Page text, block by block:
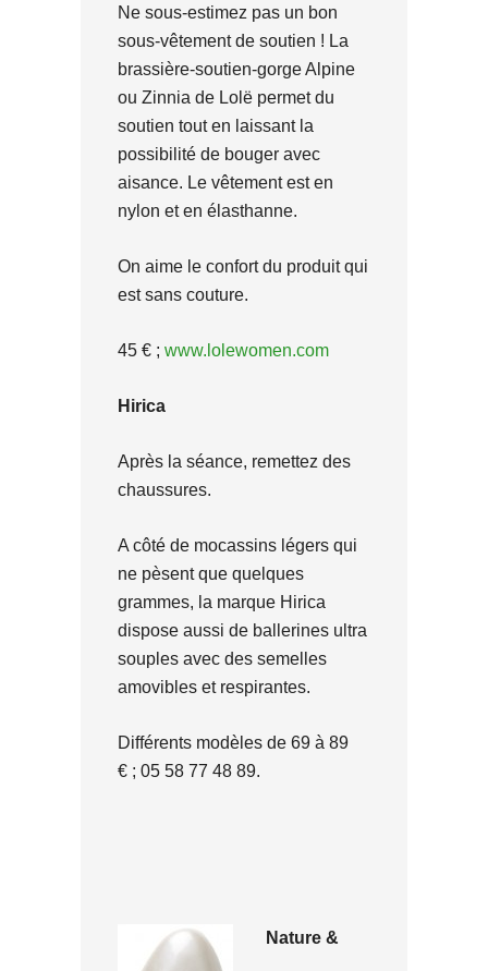
Ne sous-estimez pas un bon
sous-vêtement de soutien ! La
brassière-soutien-gorge Alpine
ou Zinnia de Lolë permet du
soutien tout en laissant la
possibilité de bouger avec
aisance. Le vêtement est en
nylon et en élasthanne.
On aime le confort du produit qui
est sans couture.
45 € ; www.lolewomen.com
Hirica
Après la séance, remettez des
chaussures.
A côté de mocassins légers qui
ne pèsent que quelques
grammes, la marque Hirica
dispose aussi de ballerines ultra
souples avec des semelles
amovibles et respirantes.
Différents modèles de 69 à 89
€ ; 05 58 77 48 89.
Nature &